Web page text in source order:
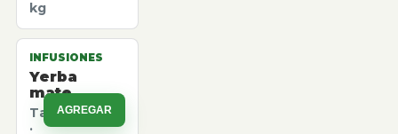
kg
INFUSIONES
Yerba
mate
Taragui
·
AGREGAR